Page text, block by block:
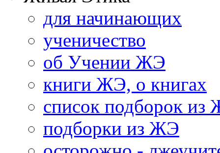
для начинающих
ученичество
об Учении ЖЭ
книги ЖЭ, о книгах
список подборок из
подборки из ЖЭ